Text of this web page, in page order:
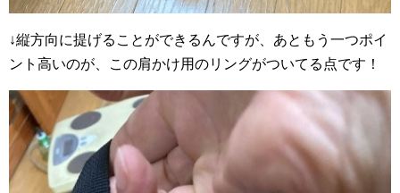
↓縦方向に提げることができるんですが、あともう一つポイ
ント高いのが、この肩かけ用のリングがついてる点です！